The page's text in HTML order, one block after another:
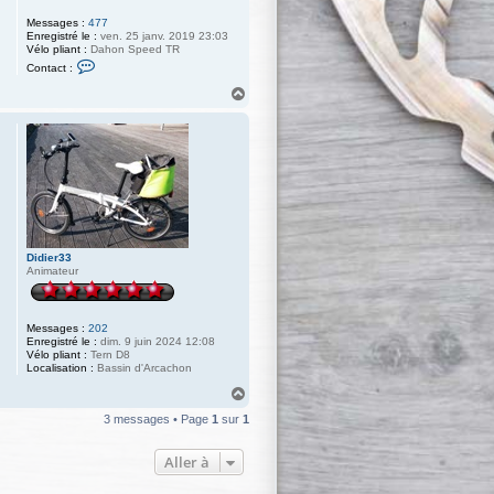
Messages : 477
Enregistré le : ven. 25 janv. 2019 23:03
Vélo pliant : Dahon Speed TR
Contact :
a
c
t
e
r
b
o
h
w
a
z
Didier33
Animateur
Messages : 202
Enregistré le : dim. 9 juin 2024 12:08
Vélo pliant : Tern D8
Localisation : Bassin d'Arcachon
u
3 messages • Page 1 sur 1
Aller à